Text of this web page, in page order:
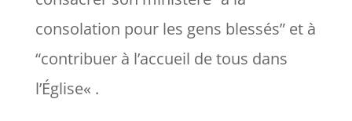
consolation pour les gens blessés” et à
“contribuer à l’accueil de tous dans
l’Église« .